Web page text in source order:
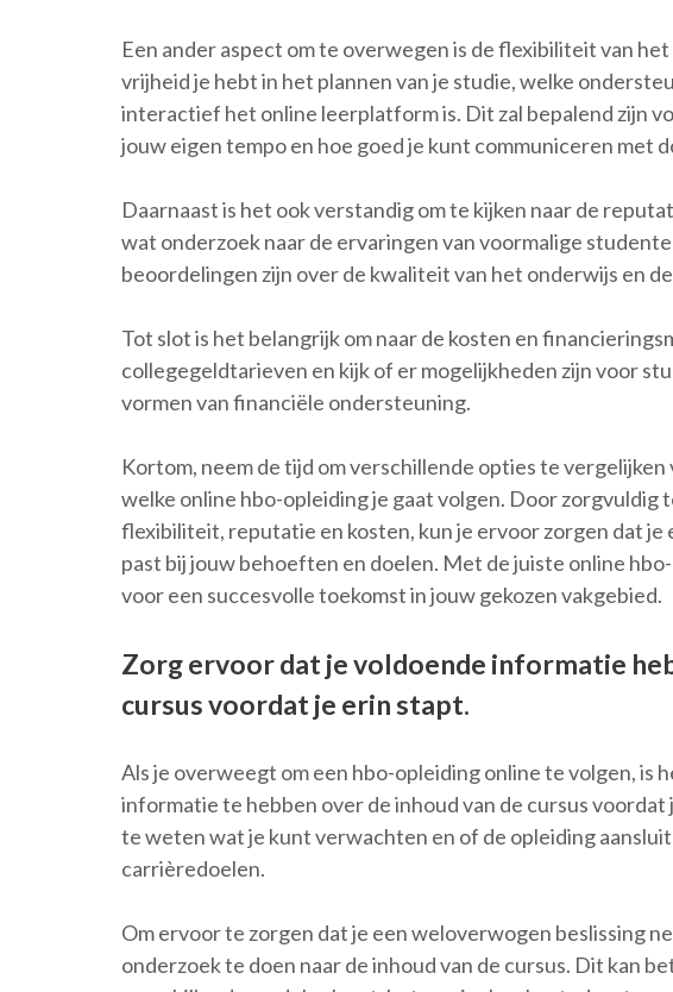
Een ander aspect om te overwegen is de flexibiliteit van
vrijheid je hebt in het plannen van je studie, welke
interactief het online leerplatform is. Dit zal bepalend zijn
jouw eigen tempo en hoe goed je kunt communiceren met
Daarnaast is het ook verstandig om te kijken naar de
wat onderzoek naar de ervaringen van voormalige
beoordelingen zijn over de kwaliteit van het onderwijs en
Tot slot is het belangrijk om naar de kosten en
collegegeldtarieven en kijk of er mogelijkheden zijn voor
vormen van financiële ondersteuning.
Kortom, neem de tijd om verschillende opties te
welke online hbo-opleiding je gaat volgen. Door zorgvuldig
flexibiliteit, reputatie en kosten, kun je ervoor zorgen dat je
past bij jouw behoeften en doelen. Met de juiste online
voor een succesvolle toekomst in jouw gekozen vakgebied.
Zorg ervoor dat je voldoende informatie
cursus voordat je erin stapt.
Als je overweegt om een hbo-opleiding online te volgen, is
informatie te hebben over de inhoud van de cursus
te weten wat je kunt verwachten en of de opleiding
carrièredoelen.
Om ervoor te zorgen dat je een weloverwogen beslissing
onderzoek te doen naar de inhoud van de cursus. Dit kan